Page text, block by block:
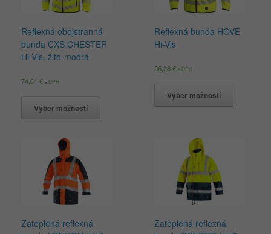
Reflexná obojstranná
bunda CXS CHESTER
Hi-Vis, žlto-modrá
74,61 € s DPH
Výber možností
Reflexná bunda HOVE
Hi-Vis
56,28€ s DPH
Výber možností
Zateplená reflexná
Zateplená reflexná